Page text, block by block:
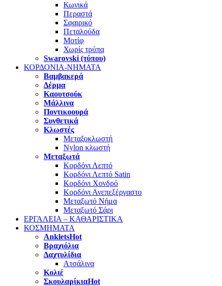
Κωνικά
Περαστά
Σφαιρικό
Πεταλούδα
Μοτίφ
Χωρίς τρύπα
Swarovski (τύπου)
ΚΟΡΔΟΝΙΑ-ΝΗΜΑΤΑ
Βαμβακερά
Δέρμα
Καουτσούκ
Μάλλινα
Ποντικοουρά
Συνθετικά
Κλωστές
Μεταξοκλωστή
Nylon κλωστή
Μεταξωτά
Κορδόνι Λεπτό
Κορδόνι Λεπτό Satin
Κορδόνι Χονδρό
Κορδόνι Ανεπεξέργαστο
Μεταξωτό Νήμα
Μεταξωτό Σάρι
ΕΡΓΑΛΕΙΑ – ΚΑΘΑΡΙΣΤΙΚΑ
ΚΟΣΜΗΜΑΤΑ
AnkletsHot
Βραχιόλια
Δαχτυλίδια
Ατσάλινα
Κολιέ
ΣκουλαρίκιαHot